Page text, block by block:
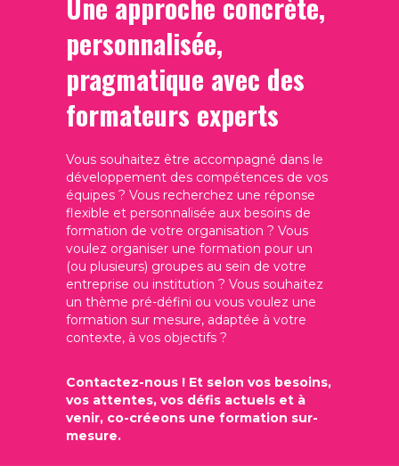
personnalisée,
pragmatique avec des
formateurs experts
Vous souhaitez être accompagné dans le
développement des compétences de vos
équipes ? Vous recherchez une réponse
flexible et personnalisée aux besoins de
formation de votre organisation ? Vous
voulez organiser une formation pour un
(ou plusieurs) groupes au sein de votre
entreprise ou institution ? Vous souhaitez
un thème pré-défini ou vous voulez une
formation sur mesure, adaptée à votre
contexte, à vos objectifs ?
Contactez-nous ! Et selon vos besoins,
vos attentes, vos défis actuels et à
venir, co-créeons une formation sur-
mesure.